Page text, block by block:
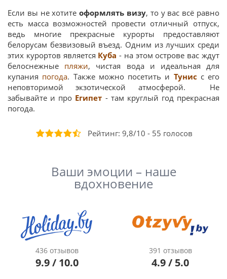
Если вы не хотитеоформлять визу, то у вас всё равно
есть масса возможностей провести отличный отпуск,
ведь многие прекрасные курорты предоставляют
белорусам безвизовый въезд. Одним из лучших среди
этих курортов является Куба - на этом острове вас ждут
белоснежные пляжи, чистая вода и идеальная для
купания погода. Также можно посетить и Тунис с его
неповторимой экзотической атмосферой. Не
забывайте и про Египет - там круглый год прекрасная
погода.
Рейтинг: 9,8/10 - 55 голосов
Ваши эмоции – наше
вдохновение
436 отзывов
9.9 / 10.0
391 отзывов
4.9 / 5.0